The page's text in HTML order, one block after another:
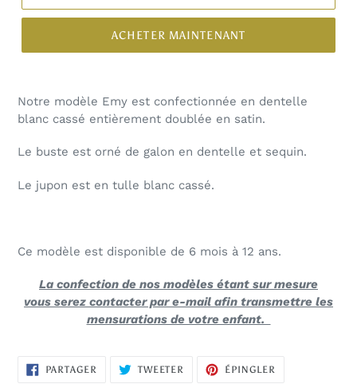
ACHETER MAINTENANT
Notre modèle Emy est confectionnée en dentelle
blanc cassé entièrement doublée en satin.
Le buste est orné de galon en dentelle et sequin.
Le jupon est en tulle blanc cassé.
Ce modèle est disponible de 6 mois à 12 ans.
La confection de nos modèles étant sur mesure
vous serez contacter par e-mail afin transmettre les
mensurations de votre enfant.
PARTAGER PARTAGERTWEETER TWEETERÉPINGLER